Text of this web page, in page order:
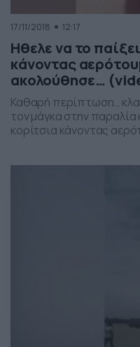
17/11/2018 12:17
Ηθελε να το
κάνοντας
ακολούθησε…
Καθαρή περίπτωση…
τον μάγκα στην παραλία
κορίτσια κάνοντας